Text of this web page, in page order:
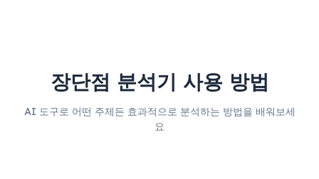
장단점 분석기 사용 방법
AI 도구로 어떤 주제든 효과적으로 분석하는 방법을 배워보세
요